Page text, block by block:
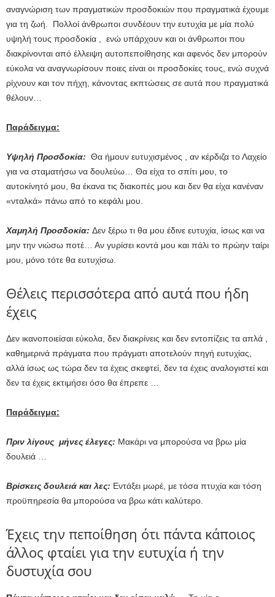
αναγνώριση των πραγματικών προσδοκιών που πραγματικά έχουμε
για τη ζωή. Πολλοί άνθρωποι συνδέουν την ευτυχία με μία πολύ
υψηλή τους προσδοκία , ενώ υπάρχουν και οι άνθρωποι που
διακρίνονται από έλλειψη αυτοπεποίθησης και αφενός δεν μπορούν
εύκολα να αναγνωρίσουν ποιες είναι οι προσδοκίες τους, ενώ συχνά
ρίχνουν και τον πήχη, κάνοντας εκπτώσεις σε αυτά που πραγματικά
θέλουν…
Παράδειγμα:
Υψηλή Προσδοκία: Θα ήμουν ευτυχισμένος , αν κέρδιζα το Λαχείο
για να σταματήσω να δουλεύω… Θα είχα το σπίτι μου, το
αυτοκίνητό μου, θα έκανα τις διακοπές μου και δεν θα είχα κανέναν
«νταλκά» πάνω από το κεφάλι μου.
Χαμηλή Προσδοκία: Δεν ξέρω τι θα μου έδινε ευτυχία, ίσως και να
μην την νιώσω ποτέ… Αν γυρίσει κοντά μου και πάλι το πρώην ταίρι
μου, μόνο τότε θα ευτυχίσω.
Θέλεις περισσότερα από αυτά που ήδη
έχεις
Δεν ικανοποιείσαι εύκολα, δεν διακρίνεις και δεν εντοπίζεις τα απλά ,
καθημερινά πράγματα που πράγματι αποτελούν πηγή ευτυχίας,
αλλά ίσως ως τώρα δεν τα έχεις σκεφτεί, δεν τα έχεις αναλογιστεί και
δεν τα έχεις εκτιμήσει όσο θα έπρεπε …
Παράδειγμα:
Πριν λίγους μήνες έλεγες: Μακάρι να μπορούσα να βρω μία
δουλειά …
Βρίσκεις δουλειά και λες: Εντάξει μωρέ, με τόσα πτυχία και τόση
προϋπηρεσία θα μπορούσα να βρω κάτι καλύτερο.
Έχεις την πεποίθηση ότι πάντα κάποιος
άλλος φταίει για την ευτυχία ή την
δυστυχία σου